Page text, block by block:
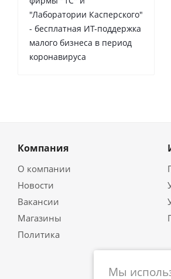
"Лаборатории Касперского"
- бесплатная ИТ-поддержка
малого бизнеса в период
коронавируса
Компания
О компании
Новости
Вакансии
Магазины
Политика
Мы